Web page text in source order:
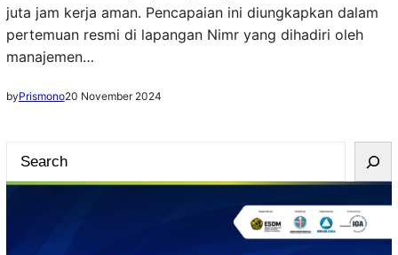
juta jam kerja aman. Pencapaian ini diungkapkan dalam
pertemuan resmi di lapangan Nimr yang dihadiri oleh
manajemen…
byPrismono20 November 2024